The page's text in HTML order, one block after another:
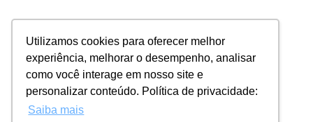
Utilizamos cookies para oferecer melhor
experiência, melhorar o desempenho, analisar
como você interage em nosso site e
personalizar conteúdo. Política de privacidade:
Saiba mais